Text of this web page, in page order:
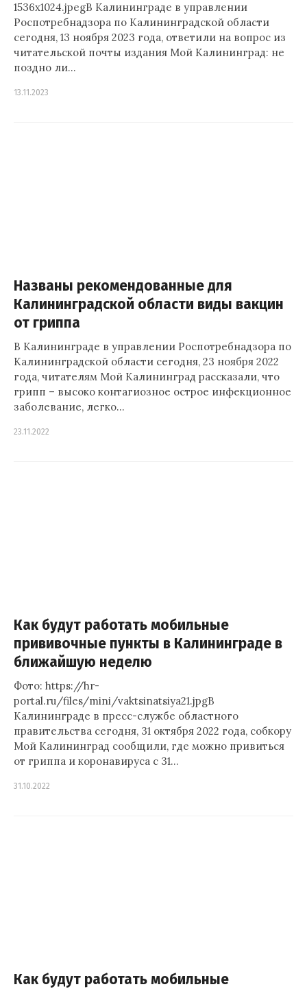
1536x1024.jpegВ Калининграде в управлении
Роспотребнадзора по Калининградской области
сегодня, 13 ноября 2023 года, ответили на вопрос из
читательской почты издания Мой Калининград: не
поздно ли…
13.11.2023
Названы рекомендованные для
Калининградской области виды вакцин
от гриппа
В Калининграде в управлении Роспотребнадзора по
Калининградской области сегодня, 23 ноября 2022
года, читателям Мой Калининград рассказали, что
грипп – высоко контагиозное острое инфекционное
заболевание, легко…
23.11.2022
Как будут работать мобильные
прививочные пункты в Калининграде в
ближайшую неделю
Фото: https://hr-
portal.ru/files/mini/vaktsinatsiya21.jpgВ
Калининграде в пресс-службе областного
правительства сегодня, 31 октября 2022 года, собкору
Мой Калининград сообщили, где можно привиться
от гриппа и коронавируса с 31…
31.10.2022
Как будут работать мобильные